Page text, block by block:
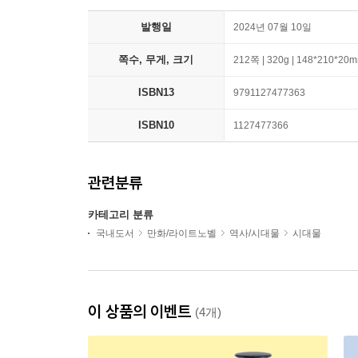
발행일 2024년 07월 10일
쪽수, 무게, 크기 212쪽 | 320g |
ISBN13 9791127477363
ISBN10 1127477366
관련분류
카테고리 분류
국내도서 만화/라이트노벨 역사/시대물 시대물
이 상품의 이벤트 (4개)